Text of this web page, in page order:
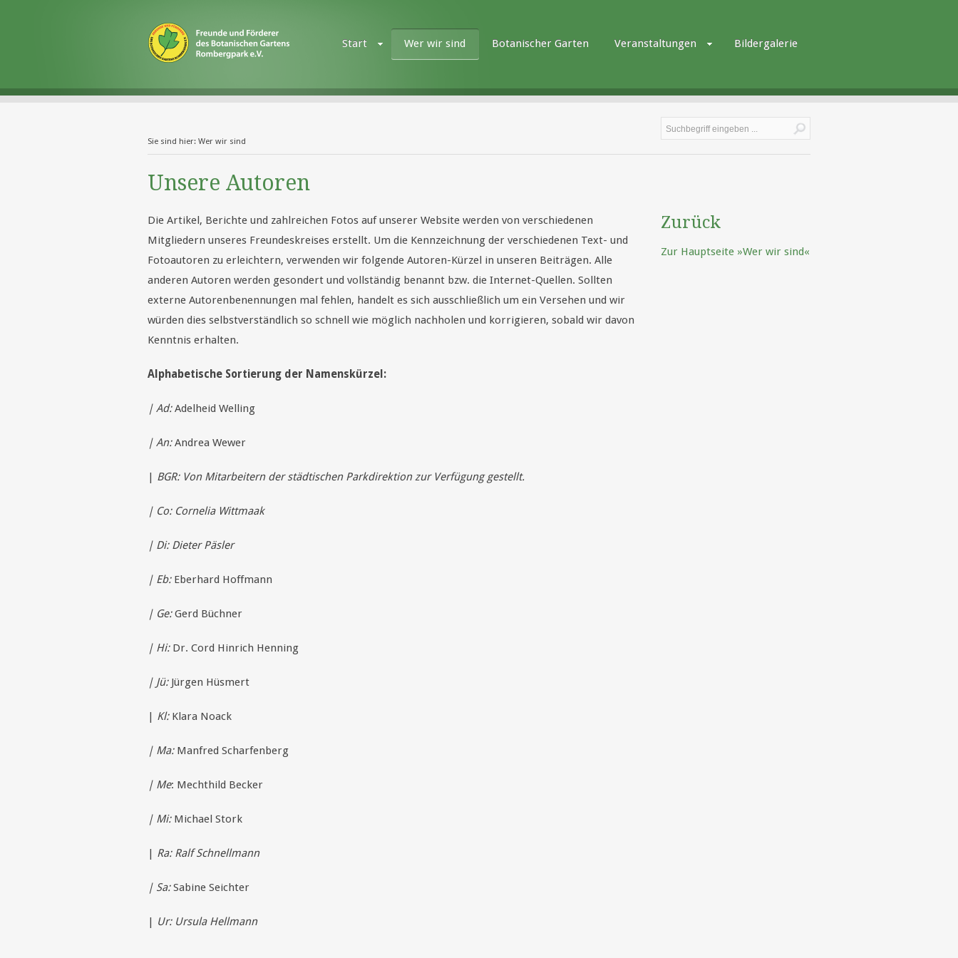
Start Wer wir sind Botanischer Garten Veranstaltungen Bildergalerie
Sie sind hier: Wer wir sind
Unsere Autoren
Die Artikel, Berichte und zahlreichen Fotos auf unserer Website werden von verschiedenen
Mitgliedern unseres Freundeskreises erstellt. Um die Kennzeichnung der verschiedenen Text- und
Fotoautoren zu erleichtern, verwenden wir folgende Autoren-Kürzel in unseren Beiträgen. Alle
anderen Autoren werden gesondert und vollständig benannt bzw. die Internet-Quellen. Sollten
externe Autorenbenennungen mal fehlen, handelt es sich ausschließlich um ein Versehen und wir
würden dies selbstverständlich so schnell wie möglich nachholen und korrigieren, sobald wir davon
Kenntnis erhalten.
Alphabetische Sortierung der Namenskürzel:
| Ad:Adelheid Welling
| An:Andrea Wewer
| BGR: Von Mitarbeitern der städtischen Parkdirektion zur Verfügung gestellt.
| Co: Cornelia Wittmaak
| Di: Dieter Päsler
| Eb:Eberhard Hoffmann
| Ge:Gerd Büchner
| Hi:Dr. Cord Hinrich Henning
| Jü:Jürgen Hüsmert
| Kl:Klara Noack
| Ma:Manfred Scharfenberg
| Me: Mechthild Becker
| Mi:Michael Stork
| Ra: Ralf Schnellmann
| Sa:Sabine Seichter
| Ur: Ursula Hellmann
Zurück
Zur Hauptseite »Wer wir sind«